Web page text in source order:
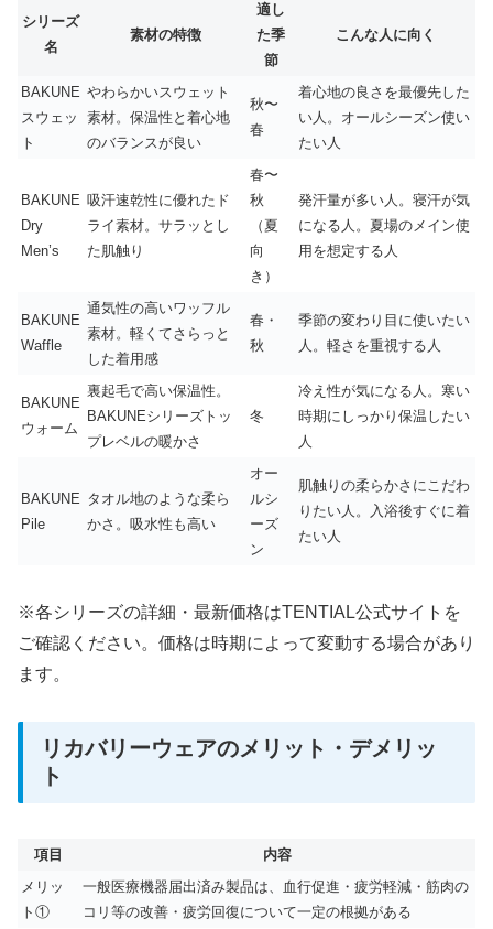
シリーズ
名
素材の特徴
適し
た季
節
こんな人に向く
BAKUNE
スウェッ
ト
やわらかいスウェット
素材。保温性と着心地
のバランスが良い
秋〜
春
着心地の良さを最優先した
い人。オールシーズン使い
たい人
BAKUNE
Dry
Men’s
吸汗速乾性に優れたド
ライ素材。サラッとし
た肌触り
春〜
秋
（夏
向
き）
発汗量が多い人。寝汗が気
になる人。夏場のメイン使
用を想定する人
BAKUNE
Waffle
通気性の高いワッフル
素材。軽くてさらっと
した着用感
春・
秋
季節の変わり目に使いたい
人。軽さを重視する人
BAKUNE
ウォーム
裏起毛で高い保温性。
BAKUNEシリーズトッ
プレベルの暖かさ
冬
冷え性が気になる人。寒い
時期にしっかり保温したい
人
BAKUNE
Pile
タオル地のような柔ら
かさ。吸水性も高い
オー
ルシ
ーズ
ン
肌触りの柔らかさにこだわ
りたい人。入浴後すぐに着
たい人
※各シリーズの詳細・最新価格はTENTIAL公式サイトを
ご確認ください。価格は時期によって変動する場合があり
ます。
リカバリーウェアのメリット・デメリッ
ト
項目
内容
メリッ
ト①
一般医療機器届出済み製品は、血行促進・疲労軽減・筋肉の
コリ等の改善・疲労回復について一定の根拠がある